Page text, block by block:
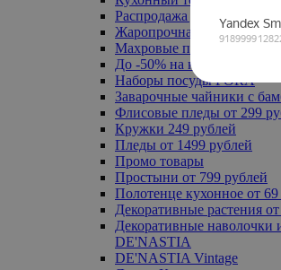
Распродажа до -50%
Жаропрочная посуда
Махровые полотенца
До -50% на ковры
Наборы посуды FORA
Заварочные чайники с
Флисовые пледы от 299
Кружки 249 рублей
Пледы от 1499 рублей
Промо товары
Простыни от 799 рублей
Полотенце кухонное от 69
Декоративные растения
Декоративные наволочки
DE'NASTIA
DE'NASTIA Vintage